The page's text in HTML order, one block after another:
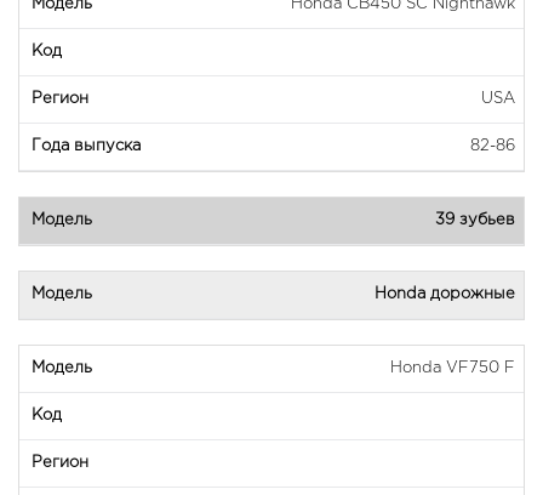
Honda CB450 SC Nighthawk
USA
82-86
39 зубьев
Honda дорожные
Honda VF750 F